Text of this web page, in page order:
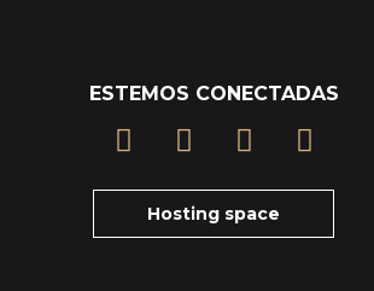
ESTEMOS CONECTADAS
Hosting space